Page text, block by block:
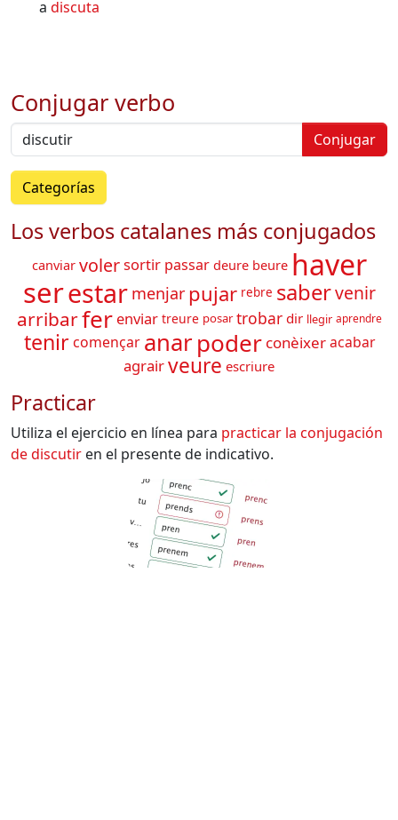
a discuta
Conjugar verbo
Conjugar
Categorías
Los verbos catalanes más conjugados
canviar volersortir passar deure beure haver
serestar menjar pujar rebre sabervenir
arribarfer enviar treure posar trobar dir llegir aprendre
tenir començar anarpoder conèixer acabar
agrairveure escriure
Practicar
Utiliza el ejercicio en línea para practicar la conjugación
dediscutir en el presente de indicativo.